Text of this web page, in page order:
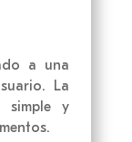
a una
La
simple y